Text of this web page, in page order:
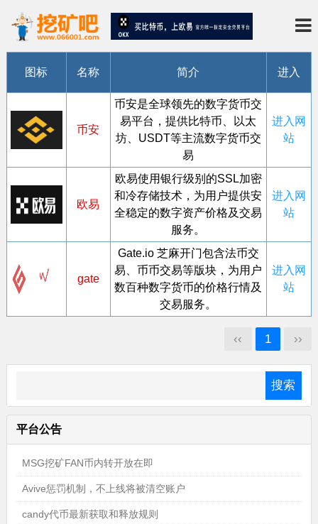
图标 名称 简介 进入
币安
币安是全球领先的数字货币交
易平台，提供比特币、以太
坊、USDT等主流数字货币交
易
进入网
站
欧易
欧易使用银行级别的SSL加密
和冷存储技术，为用户提供安
全稳定的数字资产价格及交易
服务。
进入网
站
gate
Gate.io 芝麻开门包含法币交
易、币币交易等版块，为用户
数百种数字货币的价格行情及
交易服务。
进入网
站
‹‹ 1 ››
平台公告
MSG挖矿FAN币内转开放在即
Avive惩罚机制，不上线将被清空账户
candy代币最新获取和释放规则